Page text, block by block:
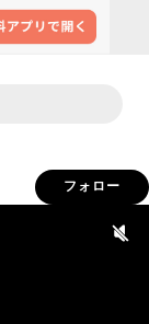
フォロー